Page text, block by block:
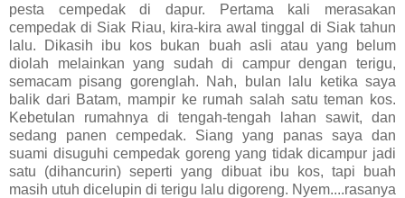
pesta cempedak di dapur. Pertama kali merasakan
cempedak di Siak Riau, kira-kira awal tinggal di Siak tahun
lalu. Dikasih ibu kos bukan buah asli atau yang belum
diolah melainkan yang sudah di campur dengan terigu,
semacam pisang gorenglah. Nah, bulan lalu ketika saya
balik dari Batam, mampir ke rumah salah satu teman kos.
Kebetulan rumahnya di tengah-tengah lahan sawit, dan
sedang panen cempedak. Siang yang panas saya dan
suami disuguhi cempedak goreng yang tidak dicampur jadi
satu (dihancurin) seperti yang dibuat ibu kos, tapi buah
masih utuh dicelupin di terigu lalu digoreng. Nyem....rasanya